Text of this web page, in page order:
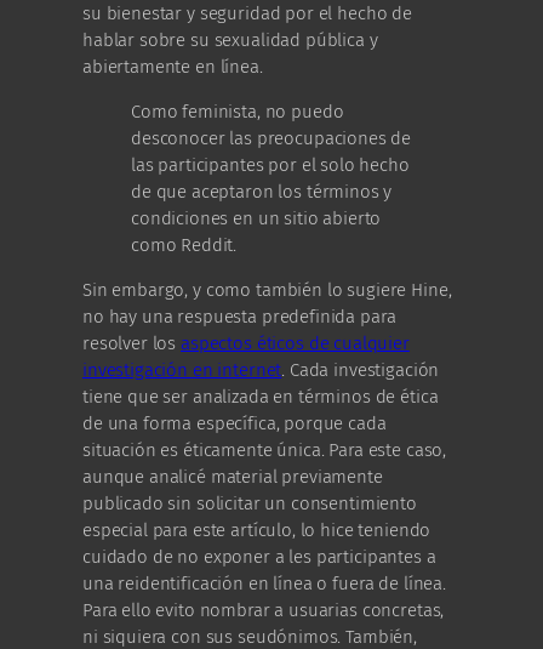
su bienestar y seguridad por el hecho de
hablar sobre su sexualidad pública y
abiertamente en línea.
Como feminista, no puedo
desconocer las preocupaciones de
las participantes por el solo hecho
de que aceptaron los términos y
condiciones en un sitio abierto
como Reddit.
Sin embargo, y como también lo sugiere Hine,
no hay una respuesta predefinida para
resolver los aspectos éticos de cualquier
investigación en internet. Cada investigación
tiene que ser analizada en términos de ética
de una forma específica, porque cada
situación es éticamente única. Para este caso,
aunque analicé material previamente
publicado sin solicitar un consentimiento
especial para este artículo, lo hice teniendo
cuidado de no exponer a les participantes a
una reidentificación en línea o fuera de línea.
Para ello evito nombrar a usuarias concretas,
ni siquiera con sus seudónimos. También,